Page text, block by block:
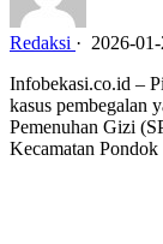
Redaksi · 2026-
Infobekasi.co.id –
kasus pembegalan
Pemenuhan Gizi
Kecamatan